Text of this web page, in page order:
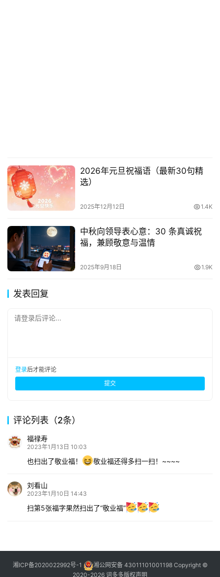
2026年元旦祝福语（最新30句精
选）
2025年12月12日 1.4K
中秋向领导表心意：30 条真诚祝
福，兼顾敬意与温情
2025年9月18日 1.9K
发表回复
请登录后评论...
登录后才能评论
提交
评论列表（2条）
福禄寿
2023年1月13日 10:03
也扫出了敬业福！ 敬业福还得多扫一扫！~~~~
刘看山
2023年1月10日 14:43
扫第5张福字果然扫出了“敬业福”
湘ICP备2020022992号-1 湘公网安备 43011101001198Copyright ©
2020-2026 词多多版权声明